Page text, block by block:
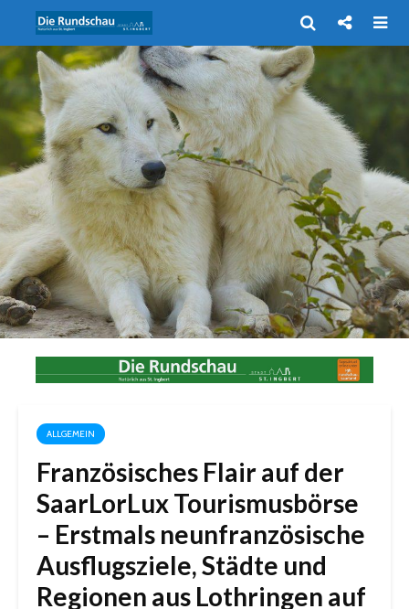
ALLGEMEIN
Französisches Flair auf der
SaarLorLux Tourismusbörse
– Erstmals neunfranzösische
Ausflugsziele, Städte und
Regionen aus Lothringen auf